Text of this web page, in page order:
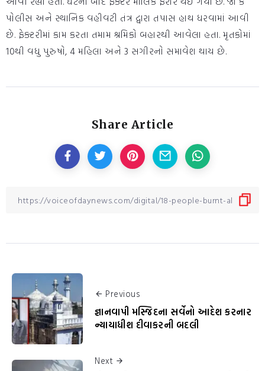
પોલીસ અને સ્થાનિક વહીવટી તંત્ર દ્વારા તપાસ હાથ ધરવામાં આવી
છે. ફેક્ટરીમાં કામ કરતા તમામ શ્રમિકો બહારથી આવેલા હતા. મૃતકોમાં
10થી વધુ પુરુષો, 4 મહિલા અને 3 સગીરનો સમાવેશ થાય છે.
Share Article
Previous
જ્ઞાનવાપી મસ્જિદના સર્વેનો આદેશ કરનાર
ન્યાયાધીશ દીવાકરની બદલી
Next